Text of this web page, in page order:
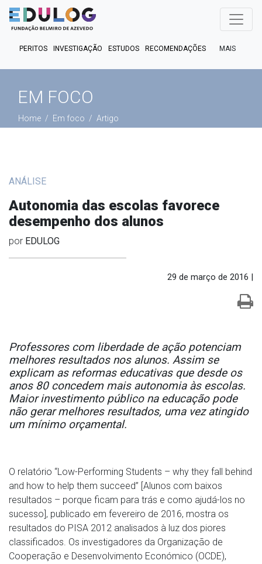
PERITOS INVESTIGAÇÃO ESTUDOS RECOMENDAÇÕES
PUBLICAÇÕES EM FOCO EM DEBATE FACT CHECK
MAIS
EM FOCO
Home Em foco Artigo
ANÁLISE
Autonomia das escolas favorece
desempenho dos alunos
por EDULOG
29 de março de 2016 |
Professores com liberdade de ação potenciam
melhores resultados nos alunos. Assim se
explicam as reformas educativas que desde os
anos 80 concedem mais autonomia às escolas.
Maior investimento público na educação pode
não gerar melhores resultados, uma vez atingido
um mínimo orçamental.
O relatório “Low-Performing Students – why they fall behind
and how to help them succeed” [Alunos com baixos
resultados – porque ficam para trás e como ajudá-los no
sucesso], publicado em fevereiro de 2016, mostra os
resultados do PISA 2012 analisados à luz dos piores
classificados. Os investigadores da Organização de
Cooperação e Desenvolvimento Económico (OCDE),